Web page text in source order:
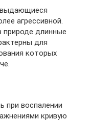
выдающиеся
агрессивной.
длинные
для
которых
при воспалении
кривую